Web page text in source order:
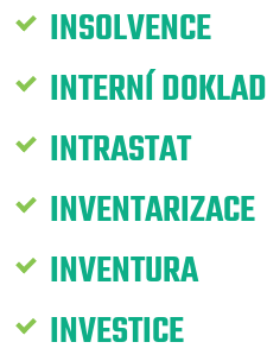
INSOLVENCE
INTERNÍ DOKLAD
INTRASTAT
INVENTARIZACE
INVENTURA
INVESTICE